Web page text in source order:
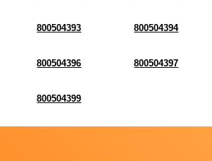
800504393 800504394
800504396 800504397
800504399